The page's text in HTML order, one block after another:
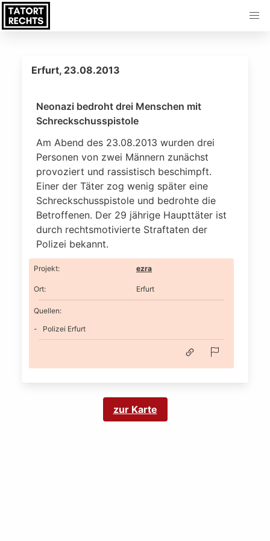
Erfurt, 23.08.2013
Neonazi bedroht drei Menschen mit
Schreckschusspistole
Am Abend des 23.08.2013 wurden drei
Personen von zwei Männern zunächst
provoziert und rassistisch beschimpft.
Einer der Täter zog wenig später eine
Schreckschusspistole und bedrohte die
Betroffenen. Der 29 jährige Haupttäter ist
durch rechtsmotivierte Straftaten der
Polizei bekannt.
Projekt: ezra
Ort: Erfurt
Quellen:
Polizei Erfurt
zur Karte